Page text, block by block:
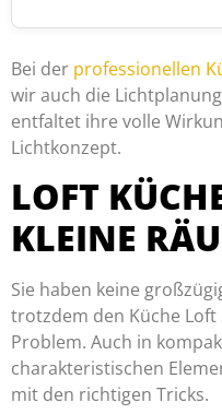
Bei der professionellen
wir auch die
entfaltet ihre volle
Lichtkonzept.
LOFT
KLEINE
Sie haben keine
trotzdem den Küche Loft
Problem. Auch in
charakteristischen
mit den richtigen Tricks.